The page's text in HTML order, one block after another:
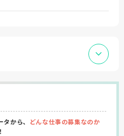
から、
どんな仕事の募集なのか